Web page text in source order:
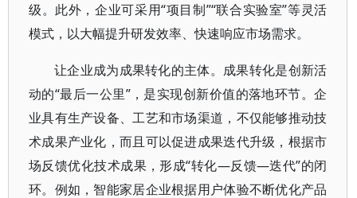
级。此外，企业可采用“项目制”“联合实验室”等灵活
模式，以大幅提升研发效率、快速响应市场需求。
让企业成为成果转化的主体。成果转化是创新活
动的“最后一公里”，是实现创新价值的落地环节。企
业具有生产设备、工艺和市场渠道，不仅能够推动技
术成果产业化，而且可以促进成果迭代升级，根据市
场反馈优化技术成果，形成“转化—反馈—迭代”的闭
环。例如，智能家居企业根据用户体验不断优化产品